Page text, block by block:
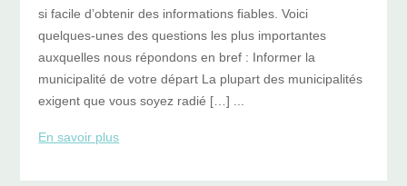
si facile d’obtenir des informations fiables. Voici
quelques-unes des questions les plus importantes
auxquelles nous répondons en bref : Informer la
municipalité de votre départ La plupart des municipalités
exigent que vous soyez radié […] ...
En savoir plus